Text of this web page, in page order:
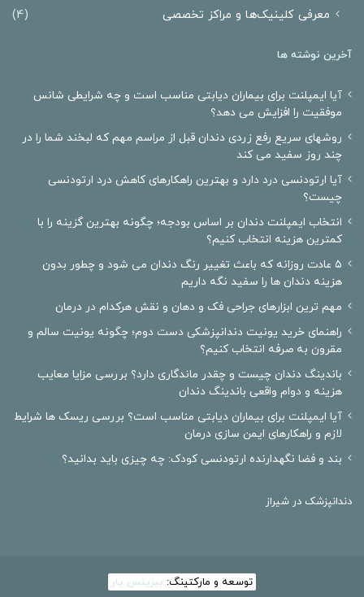
معرفی کلینیک‌ها و مراکز تخصصی
(4)
آخرین نوشته ها
آیا ایمپلنت برای بیماران دیابتی مناسب است و چه شرایطی شانس
موفقیت را افزایش می دهد؟
روشهای سریع رفع زردی دندان قبل از مراسم مهم که لبخند شما را در
چند روز سفید می کند
آیا ارتودنسی درد دارد و بهترین راهکارهای کاهش درد ارتودنسی
چیست؟
انتخاب ایمپلنت دندان بر اساس بودجه؛ چگونه بهترین گزینه را با
کمترین هزینه انتخاب کنیم؟
۵ عادت روزانه که باعث تغییر رنگ دندان می شود و چطور بدون
هزینه دندان ها را سفید نگه داریم
مهم ترین ابزارهای جراحی فک و دهان و نقش هرکدام در درمان
راهنمای خرید یونیت دندانپزشکی دست دوم؛ چگونه یونیت سالم و
مقرون به صرفه انتخاب کنیم؟
باندینگ دندان چیست و چقدر ماندگاری دارد؟ بررسی مزایا معایب
هزینه و دوام واقعی باندینگ دندان
آیا ایمپلنت برای بیماران دیابتی مناسب است؟ بررسی ریسک ها شرایط
لازم و راهکارهای ایمن سازی درمان
بند و فضا نگهدارنده ارتودنسی کودک: چه چیزی باید بدانید؟
دندانپزشک در شیراز
توسعه و مارکتینگ: بیزینس یار